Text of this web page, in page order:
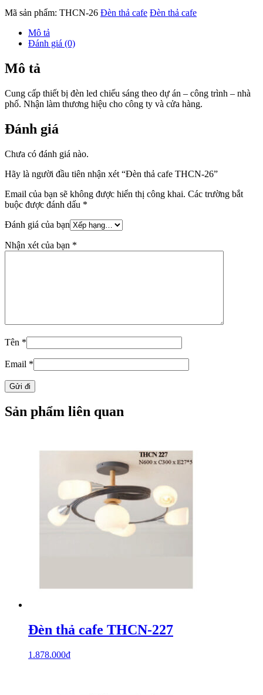
Mã sản phẩm: THCN-26 Đèn thả cafe Đèn thả cafe
Mô tả
Đánh giá (0)
Mô tả
Cung cấp thiết bị đèn led chiếu sáng theo dự án – công trình – nhà
phố. Nhận làm thương hiệu cho công ty và cửa hàng.
Đánh giá
Chưa có đánh giá nào.
Hãy là người đầu tiên nhận xét “Đèn thả cafe THCN-26”
Email của bạn sẽ không được hiển thị công khai. Các trường bắt
buộc được đánh dấu *
Đánh giá của bạn
Nhận xét của bạn *
Tên *
Email *
Sản phẩm liên quan
Đèn thả cafe THCN-227
1.878.000₫